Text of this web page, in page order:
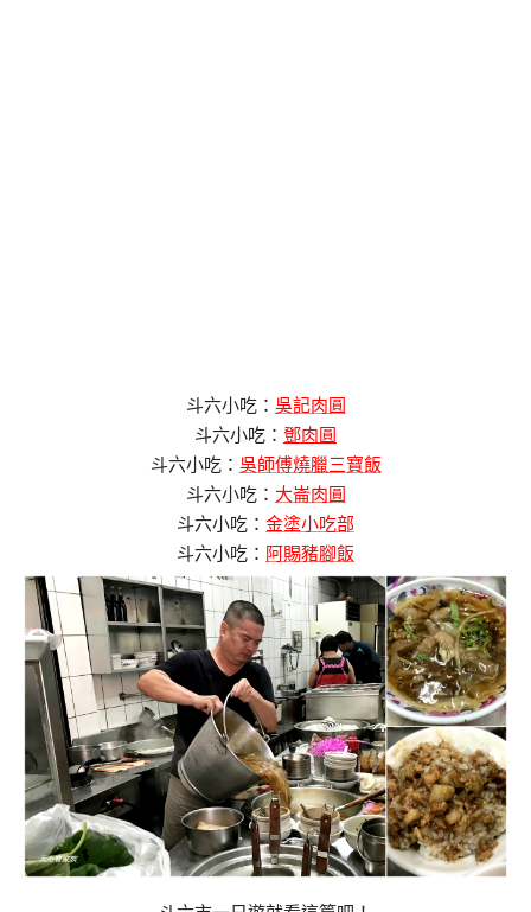
斗六小吃： 吳記肉圓
斗六小吃： 鄧肉圓
斗六小吃： 吳師傅燒臘三寶飯
斗六小吃： 大崙肉圓
斗六小吃： 金塗小吃部
斗六小吃： 阿賜豬腳飯